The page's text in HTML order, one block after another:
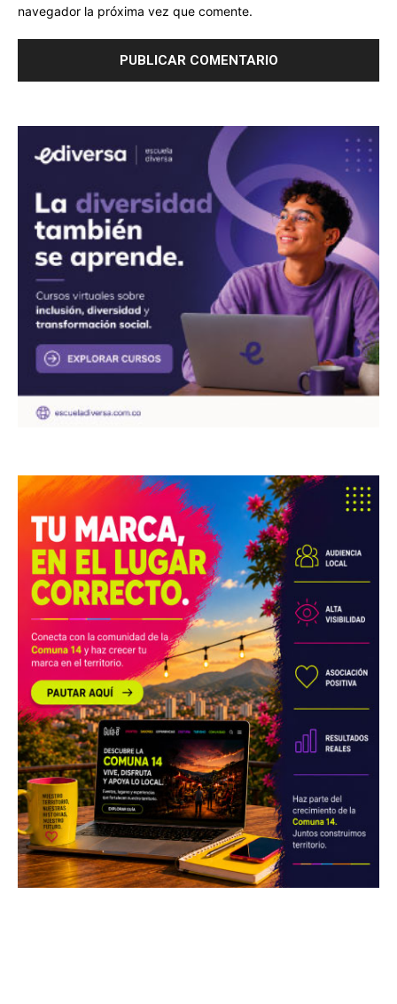
navegador la próxima vez que comente.